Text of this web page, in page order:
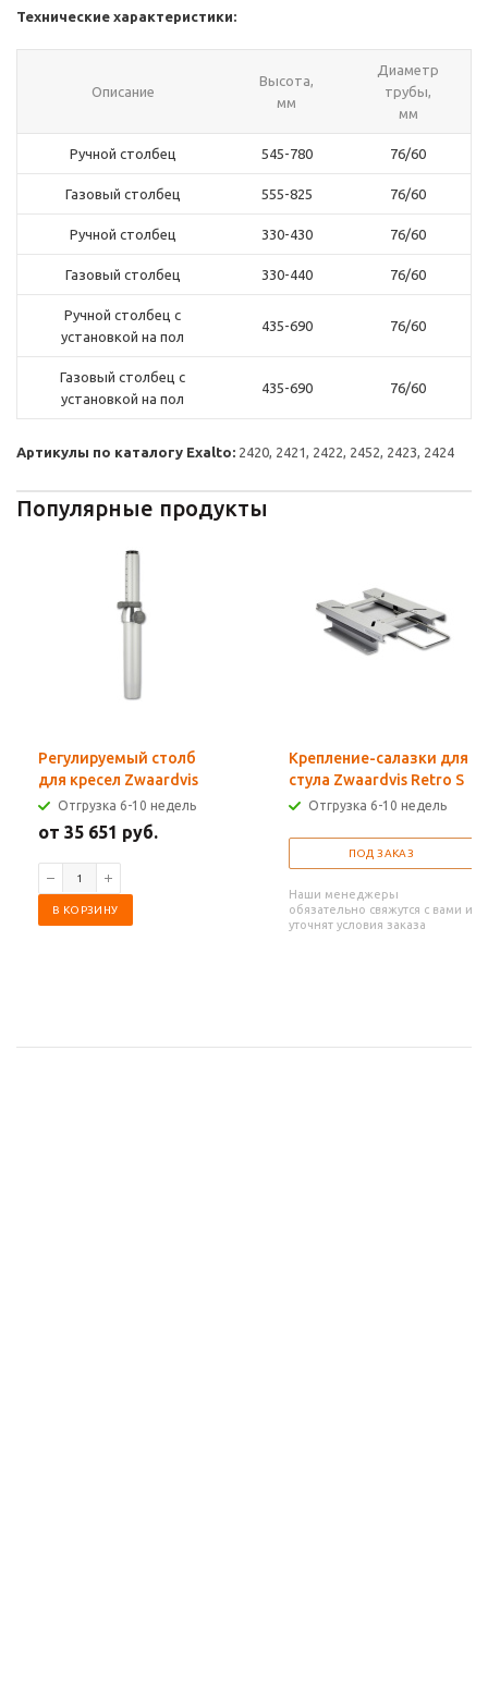
Технические характеристики:
Описание
Высота,
мм
Диаметр
трубы,
мм
Ручной столбец 545-780 76/60
Газовый столбец 555-825 76/60
Ручной столбец 330-430 76/60
Газовый столбец 330-440 76/60
Ручной столбец с
установкой на пол
435-690 76/60
Газовый столбец с
установкой на пол
435-690 76/60
Артикулы по каталогу Exalto: 2420, 2421, 2422, 2452, 2423, 2424
Популярные продукты
Регулируемый столб
для кресел Zwaardvis
Отгрузка 6-10 недель
от 35 651 руб.
В КОРЗИНУ
Крепление-салазки для
стула Zwaardvis Retro S
Отгрузка 6-10 недель
ПОД ЗАКАЗ
Наши менеджеры
обязательно свяжутся с вами и
уточнят условия заказа